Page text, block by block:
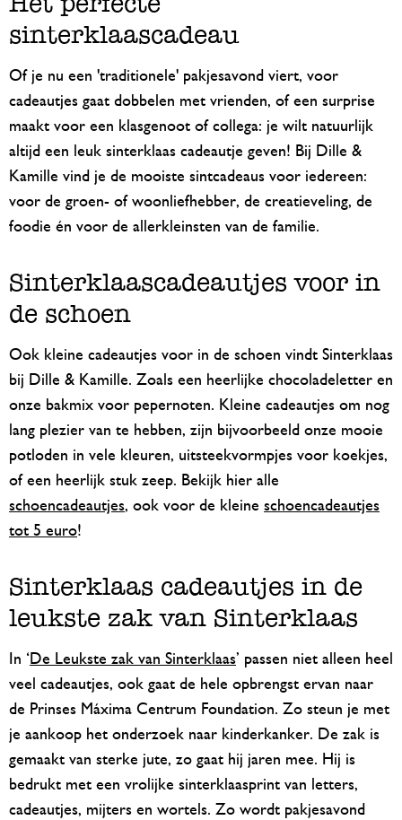
sinterklaascadeau
Of je nu een 'traditionele' pakjesavond viert, voor
cadeautjes gaat dobbelen met vrienden, of een surprise
maakt voor een klasgenoot of collega: je wilt natuurlijk
altijd een leuk sinterklaas cadeautje geven! Bij Dille &
Kamille vind je de mooiste sintcadeaus voor iedereen:
voor de groen- of woonliefhebber, de creatieveling, de
foodie én voor de allerkleinsten van de familie.
Sinterklaascadeautjes voor in
de schoen
Ook kleine cadeautjes voor in de schoen vindt Sinterklaas
bij Dille & Kamille. Zoals een heerlijke chocoladeletter en
onze bakmix voor pepernoten. Kleine cadeautjes om nog
lang plezier van te hebben, zijn bijvoorbeeld onze mooie
potloden in vele kleuren, uitsteekvormpjes voor koekjes,
of een heerlijk stuk zeep. Bekijk hier alle
schoencadeautjes, ook voor de kleine schoencadeautjes
tot 5 euro!
Sinterklaas cadeautjes in de
leukste zak van Sinterklaas
In ‘De Leukste zak van Sinterklaas’ passen niet alleen heel
veel cadeautjes, ook gaat de hele opbrengst ervan naar
de Prinses Máxima Centrum Foundation. Zo steun je met
je aankoop het onderzoek naar kinderkanker. De zak is
gemaakt van sterke jute, zo gaat hij jaren mee. Hij is
bedrukt met een vrolijke sinterklaasprint van letters,
cadeautjes, mijters en wortels. Zo wordt pakjesavond